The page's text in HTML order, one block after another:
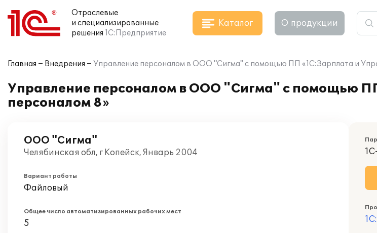
Отраслевые
и специализированные
решения 1С:Предприятие
Каталог О продукции
Главная Внедрения Управление персоналом в ООО "Сигма" с помощью ПП «1С:Зарплата и
Управление персоналом в ООО "Сигма" с помощью
персоналом 8»
ООО "Сигма"
Челябинская обл, г Копейск, Январь 2004
Вариант работы
Файловый
Общее число автоматизированных рабочих мест
5